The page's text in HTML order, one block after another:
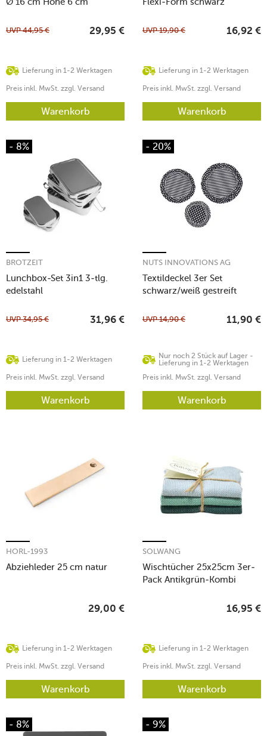
Lieferung in 1-2 Werktagen
UVP44,95 € 29,95 €
Preis inkl. MwSt. zzgl. Versand
Warenkorb
Lieferung in 1-2 Werktagen
UVP19,90 € 16,92 €
Preis inkl. MwSt. zzgl. Versand
Warenkorb
- 8%
Lunchbox-Set 3in1 3-tlg.
edelstahl
BROTZEIT
Lieferung in 1-2 Werktagen
UVP34,95 € 31,96 €
Preis inkl. MwSt. zzgl. Versand
Warenkorb
- 20%
Textildeckel 3er Set
schwarz/weiß gestreift
NUTS INNOVATIONS AG
Nur noch 2 Stück auf Lager -
Lieferung in 1-2 Werktagen
UVP14,90 € 11,90 €
Preis inkl. MwSt. zzgl. Versand
Warenkorb
Abziehleder 25 cm natur
HORL-1993
Lieferung in 1-2 Werktagen
29,00 €
Preis inkl. MwSt. zzgl. Versand
Warenkorb
Wischtücher 25x25cm 3er-
Pack Antikgrün-Kombi
SOLWANG
Lieferung in 1-2 Werktagen
16,95 €
Preis inkl. MwSt. zzgl. Versand
Warenkorb
- 8% - 9%